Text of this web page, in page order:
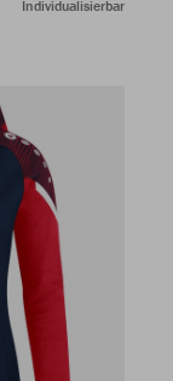
Individualisierbar